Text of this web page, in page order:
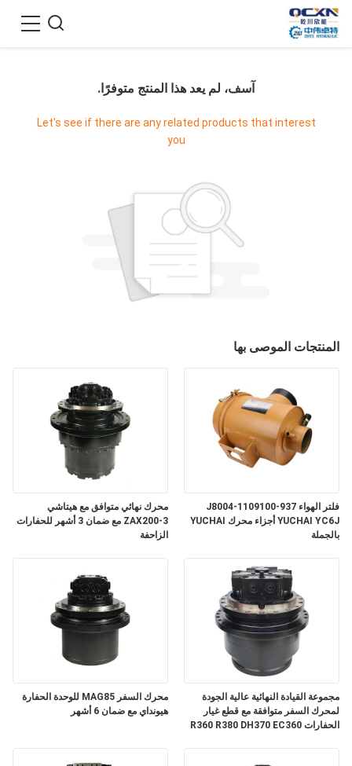
آسف، لم يعد هذا المنتج متوفرًا.
Let's see if there are any related products that interest
you
المنتجات الموصى بها
محرك نهائي متوافق مع هيتاشي
ZAX200-3 مع ضمان 3 أشهر للحفارات
الزاحفة
فلتر الهواء J8004-1109100-937
YUCHAI YC6J أجزاء محرك YUCHAI
بالجملة
محرك السفر MAG85 للوحدة الحفارة
هيونداي مع ضمان 6 أشهر
مجموعة القيادة النهائية عالية الجودة
لمحرك السفر متوافقة مع قطع غيار
الحفارات R360 R380 DH370 EC360